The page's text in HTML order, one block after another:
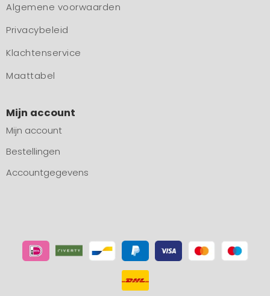
Algemene voorwaarden
Privacybeleid
Klachtenservice
Maattabel
Mijn account
Mijn account
Bestellingen
Accountgegevens